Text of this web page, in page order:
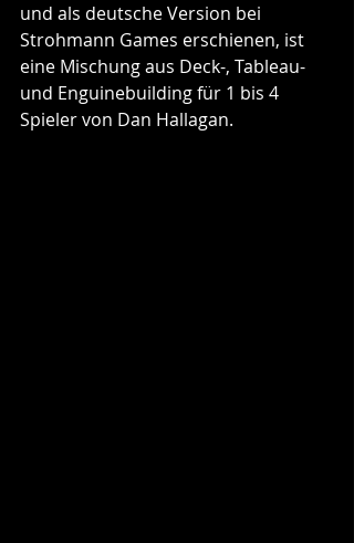
und als deutsche Version bei
Strohmann Games erschienen, ist
eine Mischung aus Deck-, Tableau-
und Enguinebuilding für 1 bis 4
Spieler von Dan Hallagan.